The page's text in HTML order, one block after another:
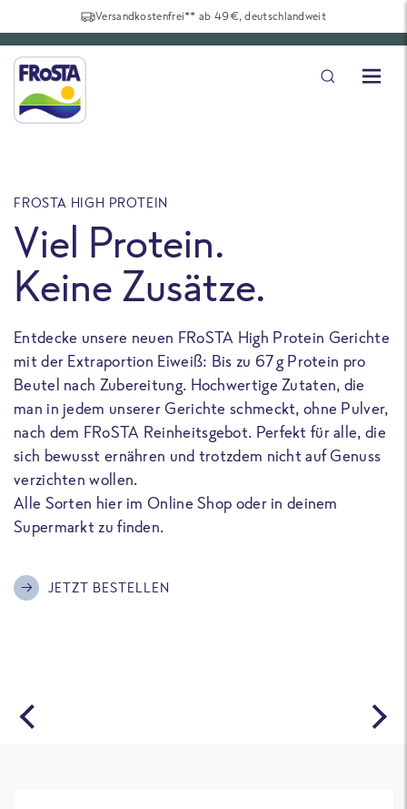
Versandkostenfrei** ab 49€, deutschlandweit
FROSTA HIGH PROTEIN
Viel Protein.
Keine Zusätze.
Entdecke unsere neuen FRoSTA High Protein Gerichte
mit der Extraportion Eiweiß: Bis zu 67 g Protein pro
Beutel nach Zubereitung. Hochwertige Zutaten, die
man in jedem unserer Gerichte schmeckt, ohne Pulver,
nach dem FRoSTA Reinheitsgebot. Perfekt für alle, die
sich bewusst ernähren und trotzdem nicht auf Genuss
verzichten wollen.
Alle Sorten hier im Online Shop oder in deinem
Supermarkt zu finden.
JETZT BESTELLEN